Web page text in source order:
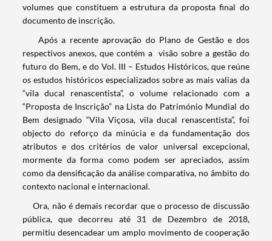
volumes que constituem a estrutura da proposta final do
documento de inscrição.
Após a recente aprovação do Plano de Gestão e dos
respectivos anexos, que contém a visão sobre a gestão do
futuro do Bem, e do Vol. III – Estudos Históricos, que reúne
os estudos históricos especializados sobre as mais valias da
“vila ducal renascentista”, o volume relacionado com a
“Proposta de Inscrição” na Lista do Património Mundial do
Bem designado “Vila Viçosa, vila ducal renascentista”, foi
objecto do reforço da minúcia e da fundamentação dos
atributos e dos critérios de valor universal excepcional,
mormente da forma como podem ser apreciados, assim
como da densificação da análise comparativa, no âmbito do
contexto nacional e internacional.
Ora, não é demais recordar que o processo de discussão
pública, que decorreu até 31 de Dezembro de 2018,
permitiu desencadear um amplo movimento de cooperação